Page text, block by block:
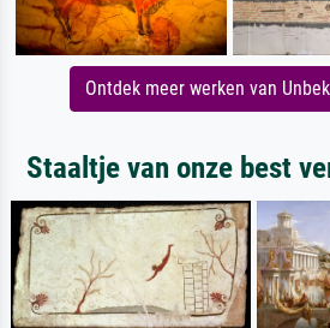
Ontdek meer werken van
Staaltje van onze best